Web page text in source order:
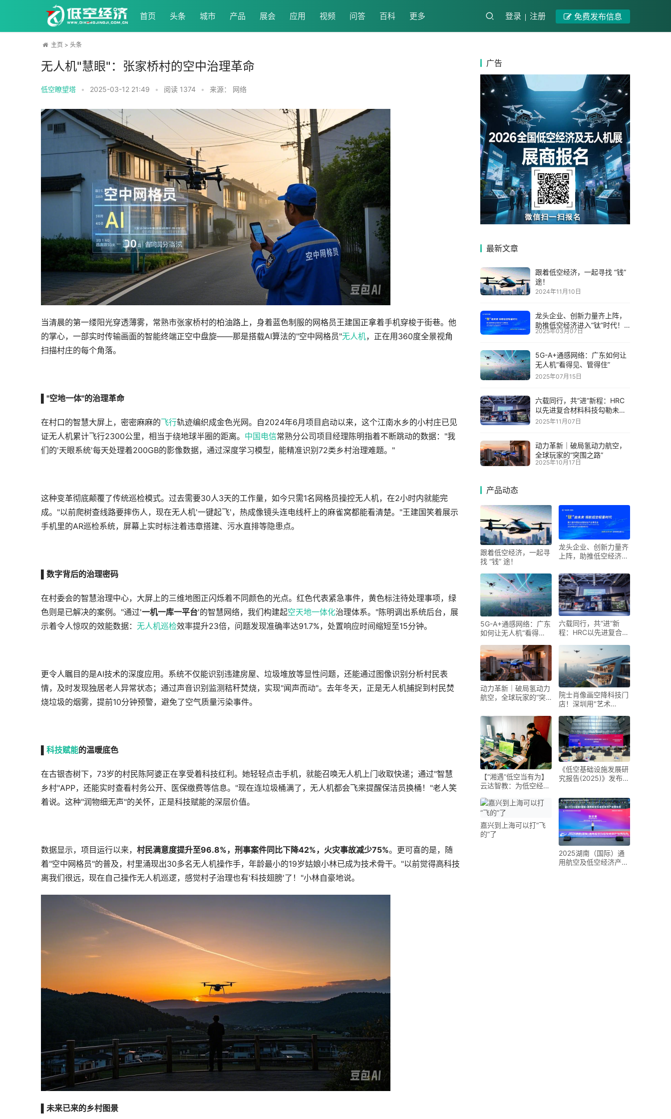
首页 头条 城市 产品 展会 应用 视频 问答 百科 更多 登录 注册 免费发布信息
主页 > 头条
无人机"慧眼"：张家桥村的空中治理革命
低空瞭望塔 • 2025-03-12 21:49 • 阅读 1374 • 来源： 网络
当清晨的第一缕阳光穿透薄雾，常熟市张家桥村的柏油路上，身着蓝色制服的网格员王建国正拿着手机穿梭于街巷。他
的掌心，一部实时传输画面的智能终端正空中盘旋——那是搭载AI算法的"空中网格员"无人机，正在用360度全景视角
扫描村庄的每个角落。
"空地一体"的治理革命
在村口的智慧大屏上，密密麻麻的飞行轨迹编织成金色光网。自2024年6月项目启动以来，这个江南水乡的小村庄已见
证无人机累计飞行2300公里，相当于绕地球半圈的距离。 中国电信常熟分公司项目经理陈明指着不断跳动的数据："我
们的'天眼系统'每天处理着200GB的影像数据，通过深度学习模型，能精准识别72类乡村治理难题。"
这种变革彻底颠覆了传统巡检模式。过去需要30人3天的工作量，如今只需1名网格员操控无人机，在2小时内就能完
成。"以前爬树查线路要摔伤人，现在无人机'一键起飞'，热成像镜头连电线杆上的麻雀窝都能看清楚。"王建国笑着展示
手机里的AR巡检系统，屏幕上实时标注着违章搭建、污水直排等隐患点。
数字背后的治理密码
在村委会的智慧治理中心，大屏上的三维地图正闪烁着不同颜色的光点。红色代表紧急事件，黄色标注待处理事项，绿
色则是已解决的案例。"通过'一机一库一平台'的智慧网络，我们构建起空天地一体化治理体系。"陈明调出系统后台，展
示着令人惊叹的效能数据： 无人机巡检效率提升23倍，问题发现准确率达91.7%，处置响应时间缩短至15分钟。
更令人瞩目的是AI技术的深度应用。系统不仅能识别违建房屋、垃圾堆放等显性问题，还能通过图像识别分析村民表
情，及时发现独居老人异常状态；通过声音识别监测秸秆焚烧，实现"闻声而动"。去年冬天，正是无人机捕捉到村民焚
烧垃圾的烟雾，提前10分钟预警，避免了空气质量污染事件。
科技赋能的温暖底色
在古银杏树下，73岁的村民陈阿婆正在享受着科技红利。她轻轻点击手机，就能召唤无人机上门收取快递；通过"智慧
乡村"APP，还能实时查看村务公开、医保缴费等信息。"现在连垃圾桶满了，无人机都会飞来提醒保洁员换桶！"老人笑
着说。这种"润物细无声"的关怀，正是科技赋能的深层价值。
数据显示，项目运行以来， 村民满意度提升至96.8%，刑事案件同比下降42%，火灾事故减少75%。更可喜的是，随
着"空中网格员"的普及，村里涌现出30多名无人机操作手，年龄最小的19岁姑娘小林已成为技术骨干。"以前觉得高科技
离我们很远，现在自己操作无人机巡逻，感觉村子治理也有'科技翅膀'了！"小林自豪地说。
▌未来已来的乡村图景
广告
最新文章
跟着低空经济，一起寻找 “钱”
途！
2024年11月10日
龙头企业、创新力量齐上阵，
助推低空经济进入“钛”时代！
第六届中国钛谷国际钛产业博
2025年03月07日
5G-A+通感网络：广东如何让
无人机“看得见、管得住”
2025年07月15日
六载同行，共“进”新程：HRC
以先进复合材料科技勾勒未来
出行新图景
2025年11月07日
动力革新｜破局氢动力航空，
全球玩家的“突围之路”
2025年10月17日
产品动态
跟着低空经济，一起寻
找 “钱” 途！
龙头企业、创新力量齐
上阵，助推低空经济进
国钛谷国际钛产业博览
会将于下月在宝鸡举
5G-A+通感网络：广东
如何让无人机“看得
六载同行，共“进”新
程：HRC以先进复合材
图景
动力革新｜破局氢动力
航空，全球玩家的“突
院士肖像画空降科技门
店！深圳用"艺术
【“湘遇”低空当有为】
云达智教：为低空经济
《低空基础设施发展研
究报告(2025)》发布
施建设的战略机遇期
嘉兴到上海可以打“飞
的”了
2025湖南（国际）通
用航空及低空经济产业